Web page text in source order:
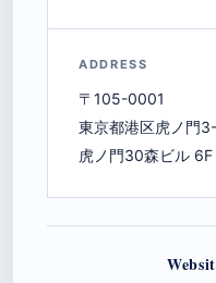
ADDRESS
〒105-0001
東京都港区虎ノ門
虎ノ門30森ビル 6F